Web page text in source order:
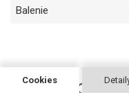
Balenie
Súvisiace
Cookies